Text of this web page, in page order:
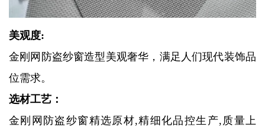
美观度:
金刚网防盗纱窗造型美观奢华，满足人们现代装饰品
位需求。
选材工艺：
金刚网防盗纱窗精选原材,精细化品控生产,质量上